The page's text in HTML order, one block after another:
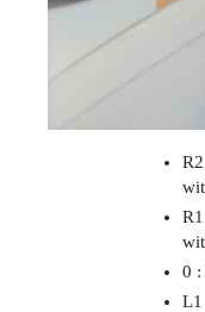
0 :